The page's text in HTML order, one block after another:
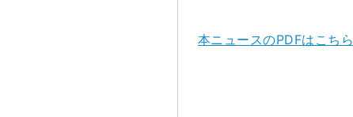
本ニュースのPDFはこちら